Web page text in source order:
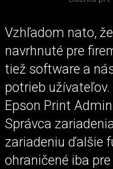
Vzhľadom nato,
navrhnuté pre
tiež software a
potrieb
Epson Print
Správca
zariadeniu ďalšie
ohraničené iba